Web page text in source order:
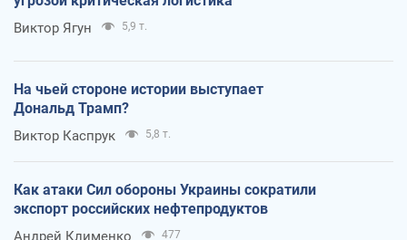
Виктор Ягун 5,9 т.
На чьей стороне истории выступает
Дональд Трамп?
Виктор Каспрук 5,8 т.
Как атаки Сил обороны Украины сократили
экспорт российских нефтепродуктов
Андрей Клименко 477